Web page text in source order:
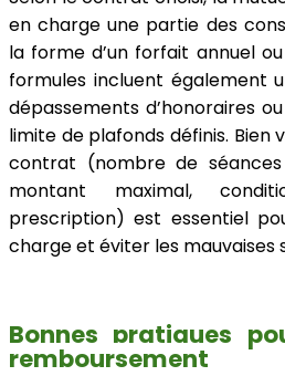
en charge une partie des
la forme d’un forfait annuel
formules incluent également
dépassements d’honoraires
limite de plafonds définis. Bien
contrat (nombre de
montant maximal,
prescription) est essentiel
charge et éviter les mauvaises
Bonnes pratiques
remboursement